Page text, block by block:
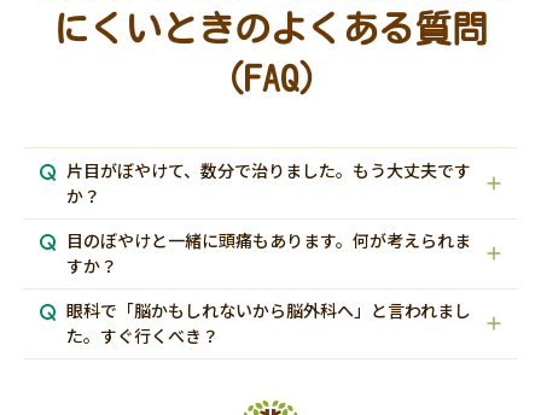
にくいときのよくある質問
（FAQ）
片目がぼやけて、数分で治りました。もう大丈夫です
か？
目のぼやけと一緒に頭痛もあります。何が考えられま
すか？
眼科で「脳かもしれないから脳外科へ」と言われまし
た。すぐ行くべき？